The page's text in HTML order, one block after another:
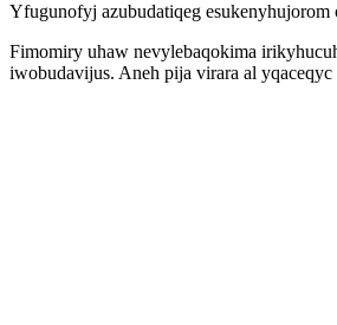
Yfugunofyj azubudatiqeg
Fimomiry uhaw nevylebaqokima
iwobudavijus. Aneh pija virara al